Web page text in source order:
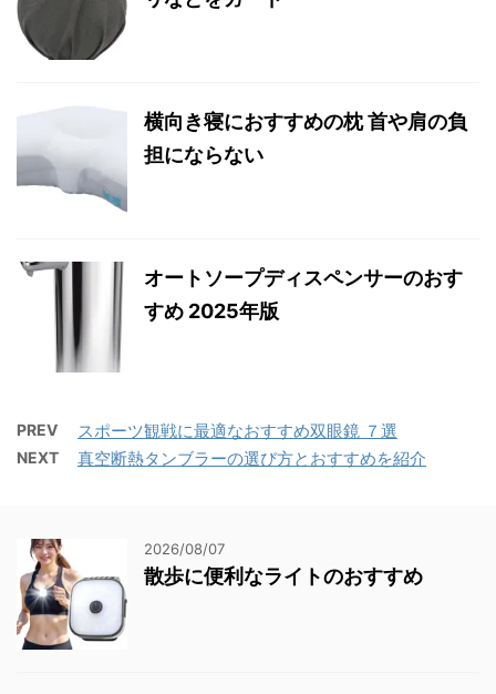
横向き寝におすすめの枕 首や肩の負
担にならない
オートソープディスペンサーのおす
すめ 2025年版
PREV スポーツ観戦に最適なおすすめ双眼鏡 ７選
NEXT 真空断熱タンブラーの選び方とおすすめを紹介
2026/08/07
散歩に便利なライトのおすすめ